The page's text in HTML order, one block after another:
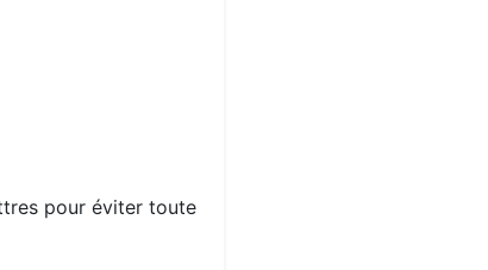
pour éviter toute